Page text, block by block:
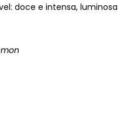
doce e intensa, luminosa